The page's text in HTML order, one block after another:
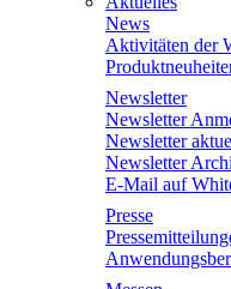
News
Aktivitäten der
Newsletter
Newsletter
Newsletter
Newsletter
E-Mail auf
Presse